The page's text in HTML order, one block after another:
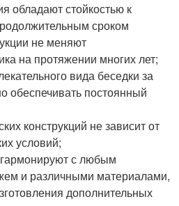
обладают стойкостью к
сроком
не меняют
на протяжении многих лет;
вида беседки за
обеспечивать постоянный
конструкций не зависит от
условий;
с любым
и различными материалами,
дополнительных